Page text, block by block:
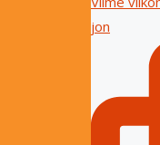
jon